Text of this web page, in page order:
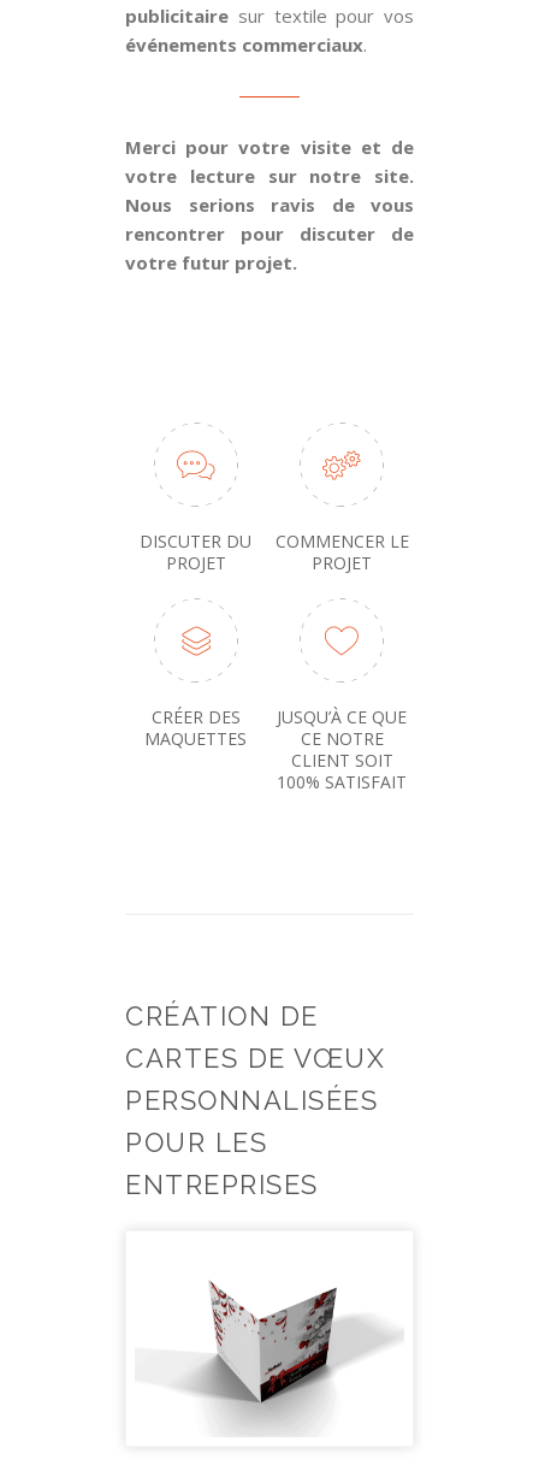
publicitaire sur textile pour vos
événements commerciaux.
Merci pour votre visite et de
votre lecture sur notre site.
Nous serions ravis de vous
rencontrer pour discuter de
votre futur projet.
DISCUTER DU
PROJET
COMMENCER LE
PROJET
CRÉER DES
MAQUETTES
JUSQU’À CE QUE
CE NOTRE
CLIENT SOIT
100% SATISFAIT
CRÉATION DE
CARTES DE VŒUX
PERSONNALISÉES
POUR LES
ENTREPRISES